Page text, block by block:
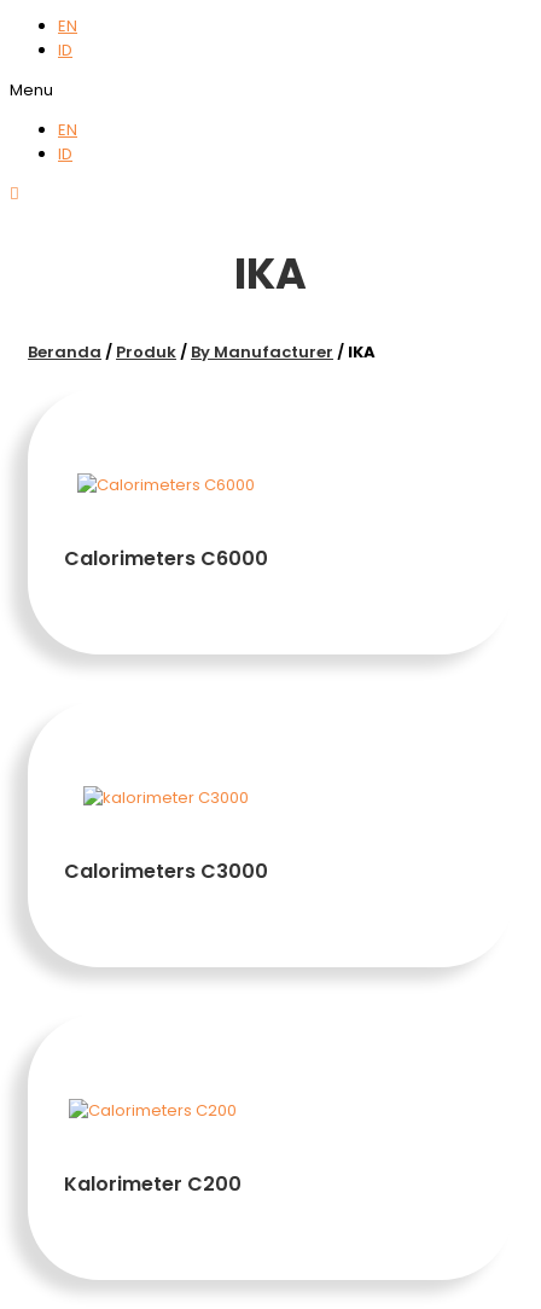
EN
ID
Menu
EN
ID
IKA
Beranda / Produk/ By Manufacturer / IKA
Calorimeters C6000
Calorimeters C3000
Kalorimeter C200